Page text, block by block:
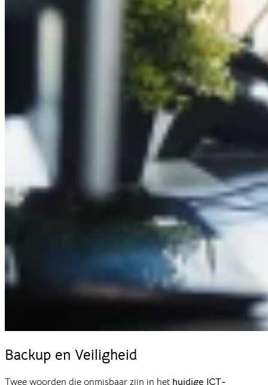
Backup en Veiligheid
Twee woorden die onmisbaar zijn in het huidige ICT-